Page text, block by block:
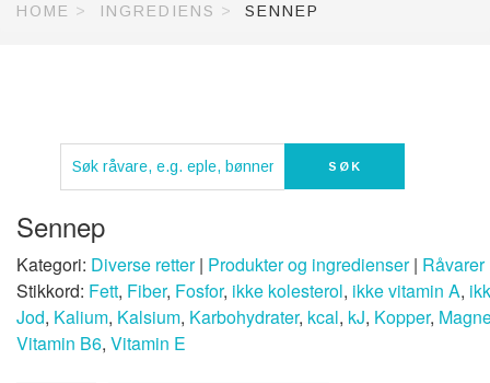
HOME INGREDIENS SENNEP
Sennep
Kategori: Diverse retter| Produkter og ingredienser| Råvarer
Stikkord: Fett, Fiber, Fosfor, ikke kolesterol, ikke vitamin A,
Jod, Kalium, Kalsium, Karbohydrater, kcal, kJ, Kopper,
Vitamin B6, Vitamin E